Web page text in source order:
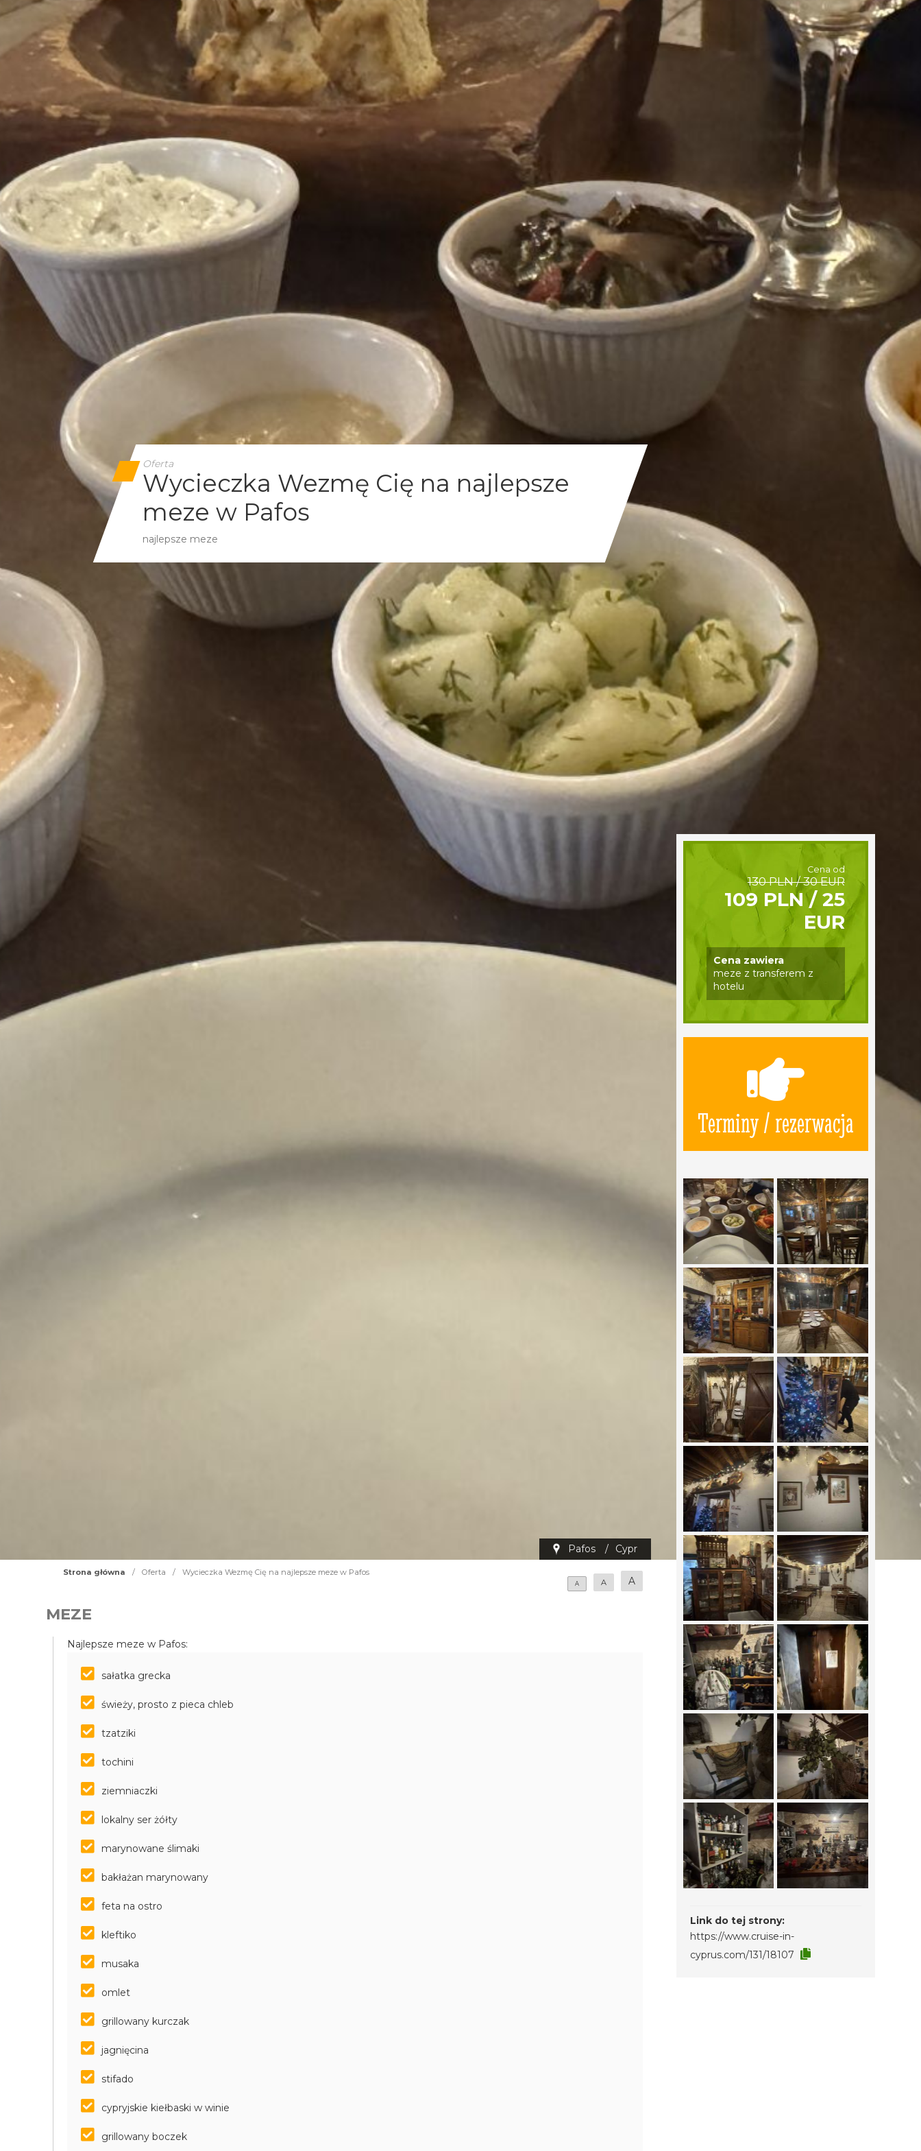
Oferta
Wycieczka Wezmę Cię na najlepsze
meze w Pafos
najlepsze meze
Pafos / Cypr
Strona główna / Oferta / Wycieczka Wezmę Cię na najlepsze meze w Pafos
A A A
Cena od
130 PLN / 30 EUR
109 PLN / 25
EUR
Cena zawiera
meze z transferem z
hotelu
Terminy / rezerwacja
Link do tej strony:
https://www.cruise-in-
cyprus.com/131/18107
MEZE
Najlepsze meze w Pafos:
sałatka grecka
świeży, prosto z pieca chleb
tzatziki
tochini
ziemniaczki
lokalny ser żółty
marynowane ślimaki
bakłażan marynowany
feta na ostro
kleftiko
musaka
omlet
grillowany kurczak
jagnięcina
stifado
cypryjskie kiełbaski w winie
grillowany boczek